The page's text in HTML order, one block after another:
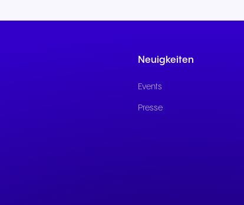
Neuigkeiten
Events
Presse